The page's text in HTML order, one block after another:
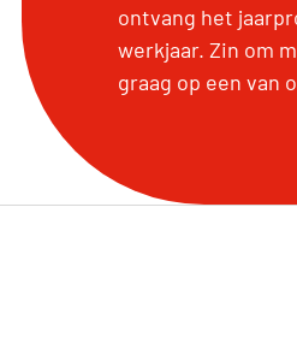
ontvang het
werkjaar. Zin om
graag op een van